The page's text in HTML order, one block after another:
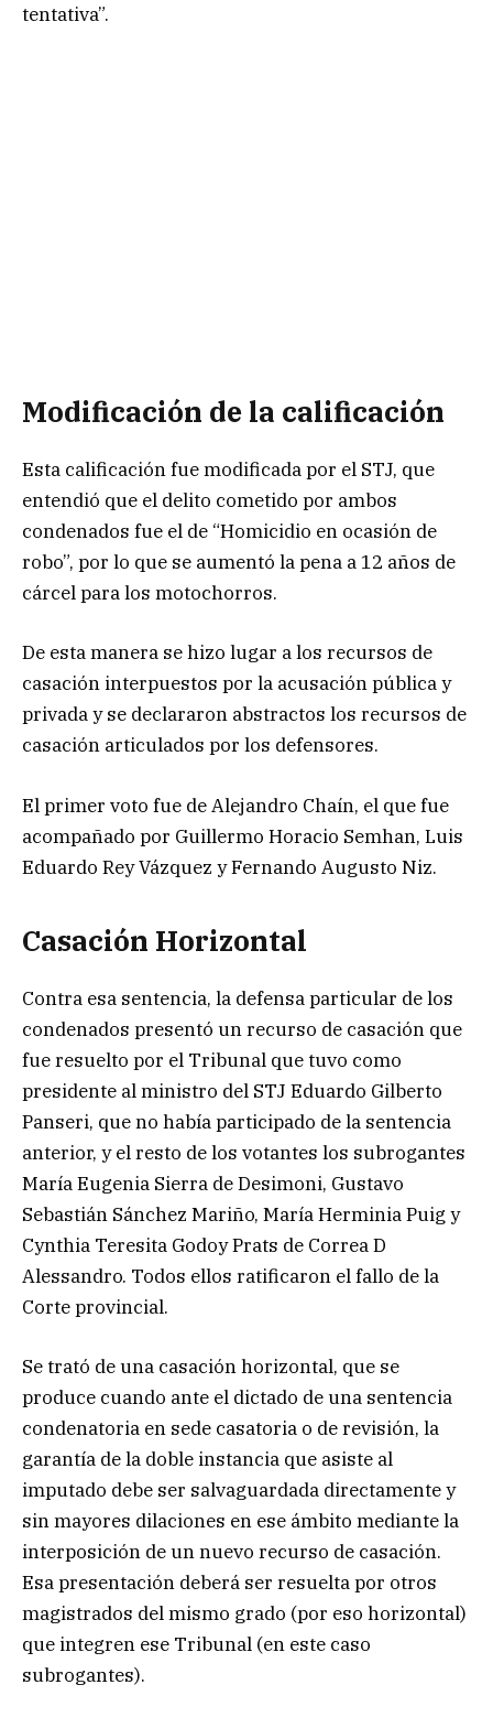
tentativa”.
Modificación de la calificación
Esta calificación fue modificada por el STJ, que
entendió que el delito cometido por ambos
condenados fue el de “Homicidio en ocasión de
robo”, por lo que se aumentó la pena a 12 años de
cárcel para los motochorros.
De esta manera se hizo lugar a los recursos de
casación interpuestos por la acusación pública y
privada y se declararon abstractos los recursos de
casación articulados por los defensores.
El primer voto fue de Alejandro Chaín, el que fue
acompañado por Guillermo Horacio Semhan, Luis
Eduardo Rey Vázquez y Fernando Augusto Niz.
Casación Horizontal
Contra esa sentencia, la defensa particular de los
condenados presentó un recurso de casación que
fue resuelto por el Tribunal que tuvo como
presidente al ministro del STJ Eduardo Gilberto
Panseri, que no había participado de la sentencia
anterior, y el resto de los votantes los subrogantes
María Eugenia Sierra de Desimoni, Gustavo
Sebastián Sánchez Mariño, María Herminia Puig y
Cynthia Teresita Godoy Prats de Correa D
Alessandro. Todos ellos ratificaron el fallo de la
Corte provincial.
Se trató de una casación horizontal, que se
produce cuando ante el dictado de una sentencia
condenatoria en sede casatoria o de revisión, la
garantía de la doble instancia que asiste al
imputado debe ser salvaguardada directamente y
sin mayores dilaciones en ese ámbito mediante la
interposición de un nuevo recurso de casación.
Esa presentación deberá ser resuelta por otros
magistrados del mismo grado (por eso horizontal)
que integren ese Tribunal (en este caso
subrogantes).